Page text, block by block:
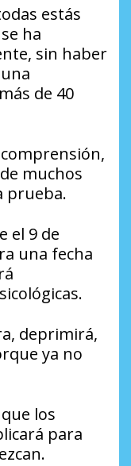
estás
ha
sin haber
de 40
muchos
prueba.
el 9 de
una fecha
deprimirá,
ya no
los
para